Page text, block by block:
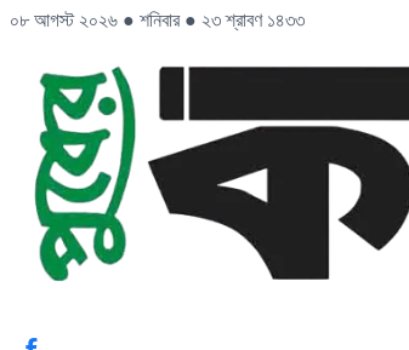
০৮ আগস্ট ২০২৬ ● শনিবার ● ২৩ শ্রাবণ ১৪৩৩